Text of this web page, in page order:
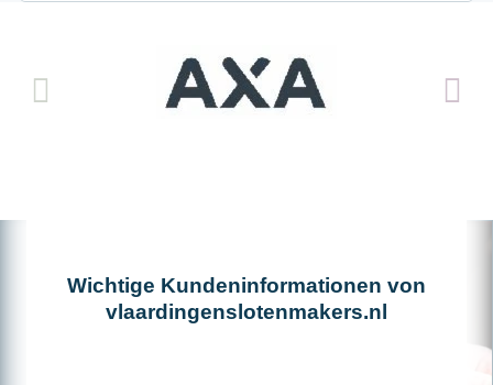
Wichtige Kundeninformationen von
vlaardingenslotenmakers.nl